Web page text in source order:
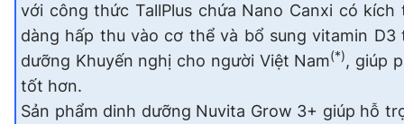
với công thức TallPlus chứa Nano Canxi có kích
dàng hấp thu vào cơ thể và bổ sung vitamin D3
dưỡng Khuyến nghị cho người Việt Nam(*), giúp
tốt hơn.
Sản phẩm dinh dưỡng Nuvita Grow 3+ giúp hỗ